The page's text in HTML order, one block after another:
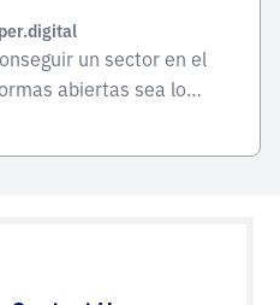
un sector en el
abiertas sea lo
desarrollar la